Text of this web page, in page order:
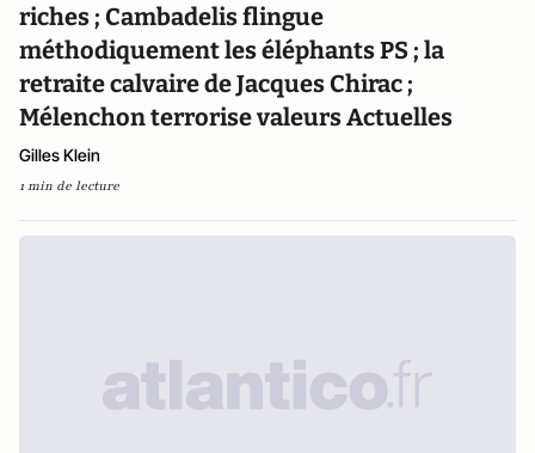
riches ; Cambadelis flingue
méthodiquement les éléphants PS ; la
retraite calvaire de Jacques Chirac ;
Mélenchon terrorise valeurs Actuelles
Gilles Klein
1 min de lecture